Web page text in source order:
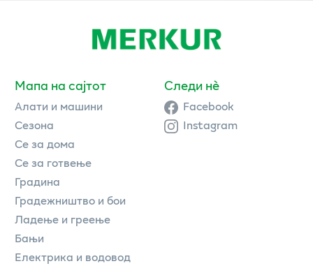
Мапа на сајтот
Алати и машини
Сезона
Се за дома
Се за готвење
Градина
Градежништво и бои
Ладење и греење
Бањи
Електрика и водовод
Следи нè
Facebook
Instagram